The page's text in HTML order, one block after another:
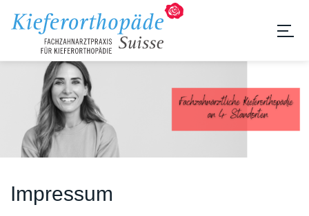
Impressum